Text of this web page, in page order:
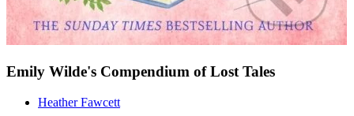
Emily Wilde's Compendium of Lost Tales
Heather Fawcett